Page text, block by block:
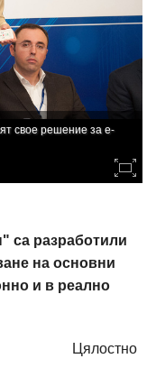
свое решение за е-
са разработили
на основни
и в реално
Цялостно